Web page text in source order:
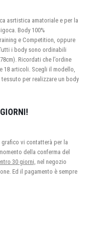
asrtistica amatoriale e per la
Body 100%
e Competition, oppure
i body sono ordinabili
Ricordati che l’ordine
18 articoli. Scegli il modello,
per realizzare un body
grafico vi contatterà per la
della conferma del
30 giorni, nel negozio
Ed il pagamento è sempre